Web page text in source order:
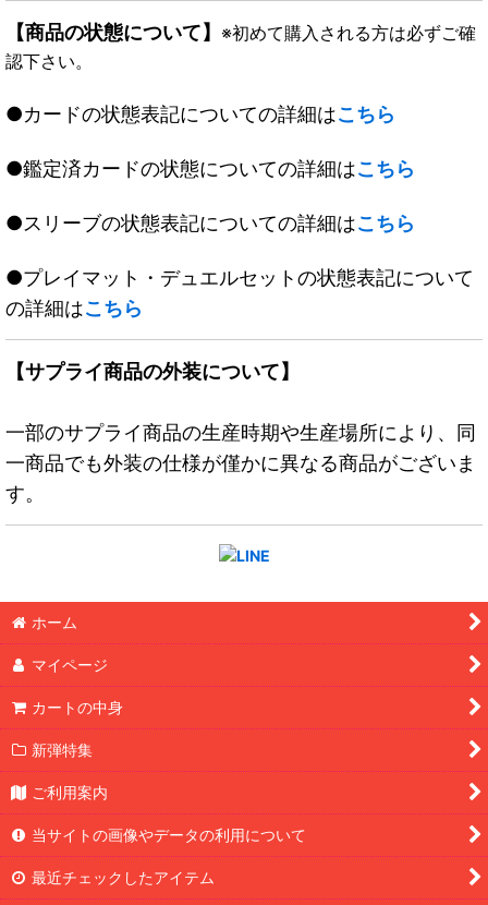
【商品の状態について】 ※初めて購入される方は必ずご確
認下さい。
●カードの状態表記についての詳細はこちら
●鑑定済カードの状態についての詳細はこちら
●スリーブの状態表記についての詳細はこちら
●プレイマット・デュエルセットの状態表記について
の詳細はこちら
【サプライ商品の外装について】
一部のサプライ商品の生産時期や生産場所により、同
一商品でも外装の仕様が僅かに異なる商品がございま
す。
ホーム
マイページ
カートの中身
新弾特集
ご利用案内
当サイトの画像やデータの利用について
最近チェックしたアイテム